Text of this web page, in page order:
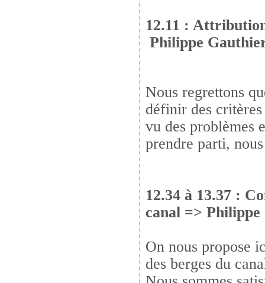
12.11 :
Philippe
Nous regrettons
définir des
vu des problèmes
prendre parti,
12.34 à 13.37 :
canal =>
On nous propose
des berges du